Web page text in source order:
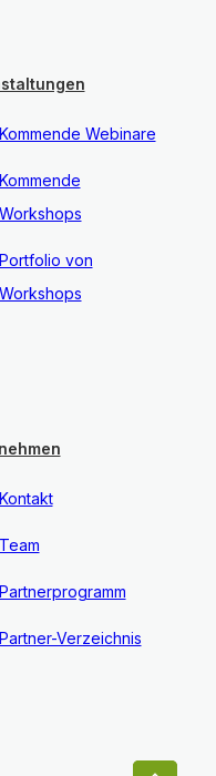
Kommende Webinare
Kommende
Workshops
Portfolio von
Workshops
Kontakt
Team
Partnerprogramm
Partner-Verzeichnis